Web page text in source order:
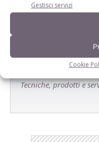
Gestisci servizi
Cookie
E-magazine
Tecniche, prodotti e